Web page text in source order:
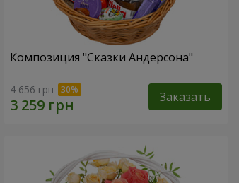
Композиция "Сказки Андерсона"
4 656 грн Заказать